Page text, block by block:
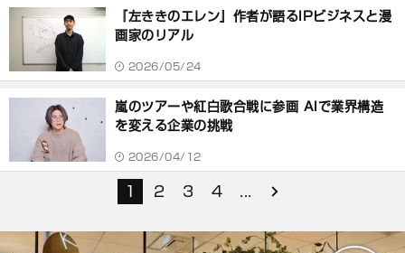
『左ききのエレン』作者が語るIPビジネスと漫
画家のリアル
2026/05/24
嵐のツアーや紅白歌合戦に参画 AIで業界構造
を変える企業の挑戦
2026/04/12
1 2 3 4 ...